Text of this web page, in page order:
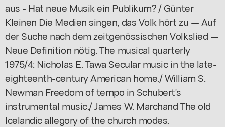
aus - Hat neue Musik ein Publikum? / Günter
Kleinen Die Medien singen, das Volk hört zu — Auf
der Suche nach dem zeitgenössischen Volkslied —
Neue Definition nötig. The musical quarterly
1975/4: Nicholas E. Tawa Secular music in the late-
eighteenth-century American home./ William S.
Newman Freedom of tempo in Schubert's
instrumental music./ James W. Marchand The old
Icelandic allegory of the church modes.